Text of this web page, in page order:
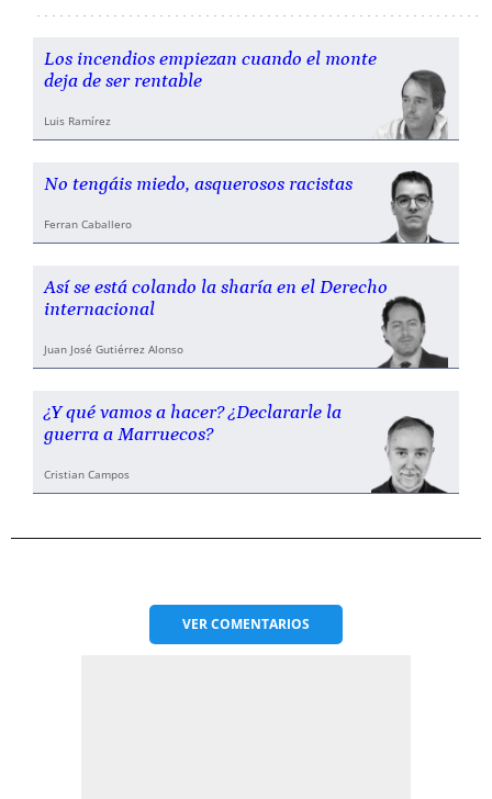
Los incendios empiezan cuando el monte
deja de ser rentable
Luis Ramírez
No tengáis miedo, asquerosos racistas
Ferran Caballero
Así se está colando la sharía en el Derecho
internacional
Juan José Gutiérrez Alonso
¿Y qué vamos a hacer? ¿Declararle la
guerra a Marruecos?
Cristian Campos
VERCOMENTARIOS